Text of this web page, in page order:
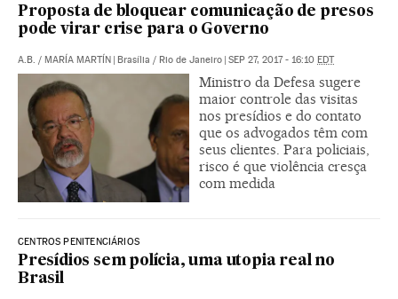
Proposta de bloquear comunicação de presos
pode virar crise para o Governo
A.B. / MARÍA MARTÍN | Brasília / Rio de Janeiro | SEP 27, 2017 - 16:10 EDT
Ministro da Defesa sugere
maior controle das visitas
nos presídios e do contato
que os advogados têm com
seus clientes. Para policiais,
risco é que violência cresça
com medida
CENTROS PENITENCIÁRIOS
Presídios sem polícia, uma utopia real no
Brasil